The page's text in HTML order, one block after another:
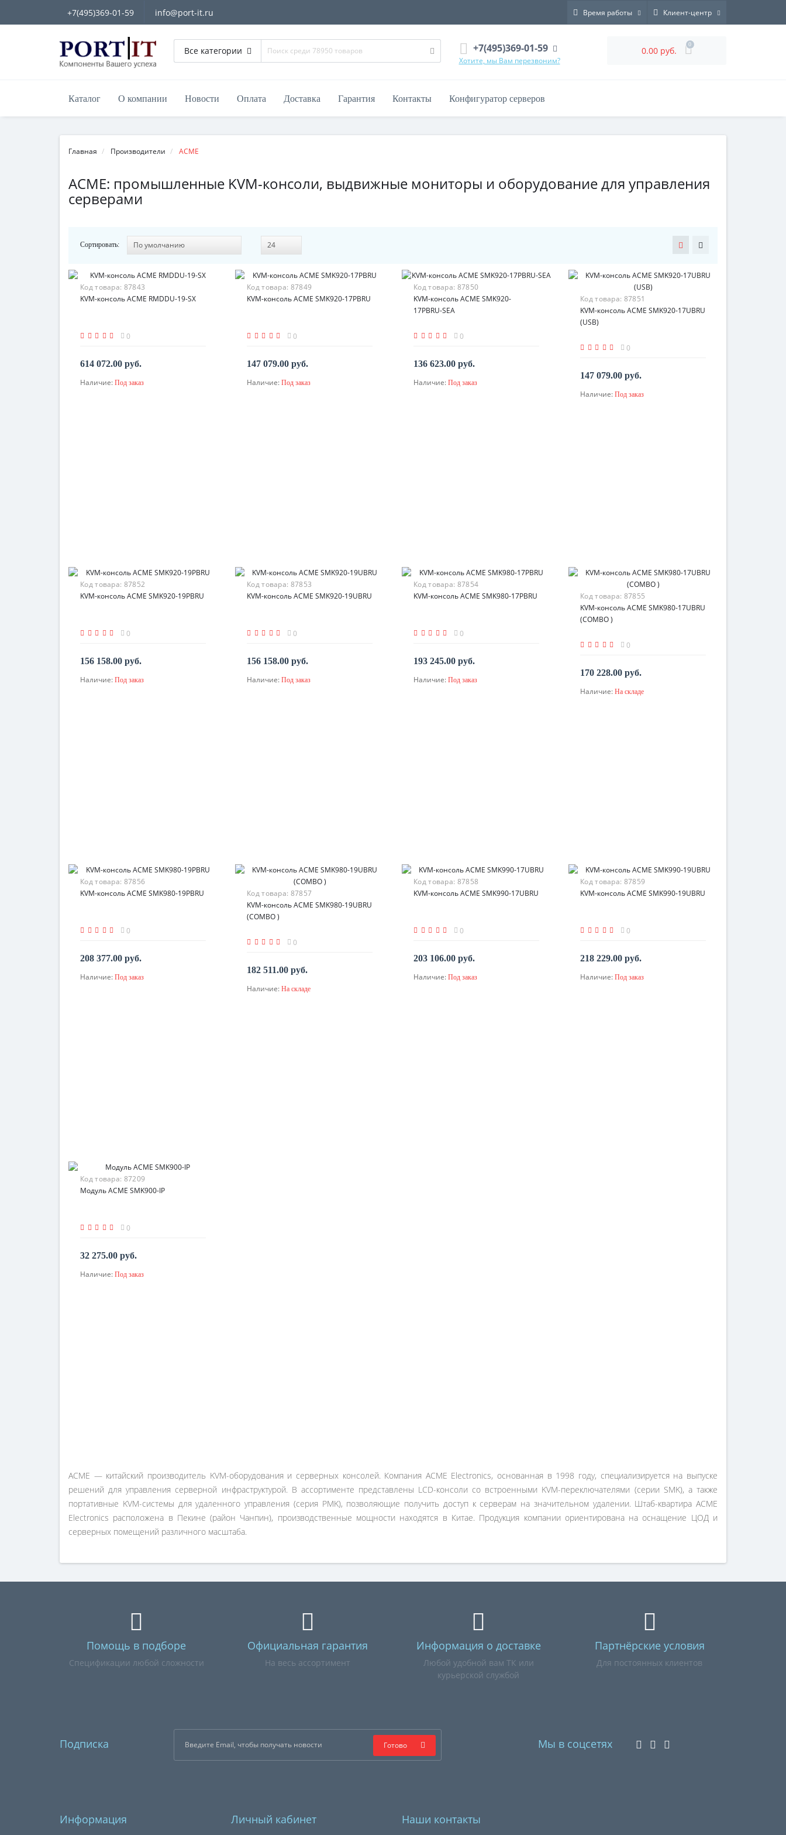
+7(495)369-01-59 info@port-it.ru Время работы Клиент-центр
Все категории +7(495)369-01-59
Хотите, мы Вам перезвоним?
0.00 руб.
0
Каталог О компании Новости Оплата Доставка Гарантия Контакты Конфигуратор серверов
Главная Производители ACME
ACME: промышленные KVM-консоли, выдвижные мониторы и оборудование для управления
серверами
Сортировать:
Код товара: 87843
KVM-консоль ACME RMDDU-19-SX
0
614 072.00 руб.
По запросу
Наличие: Под заказ
Код товара: 87849
KVM-консоль ACME SMK920-17PBRU
0
147 079.00 руб.
По запросу
Наличие: Под заказ
Код товара: 87850
KVM-консоль ACME SMK920-
17PBRU-SEA
0
136 623.00 руб.
По запросу
Наличие: Под заказ
Код товара: 87851
KVM-консоль ACME SMK920-17UBRU
(USB)
0
147 079.00 руб.
По запросу
Наличие: Под заказ
Код товара: 87852
KVM-консоль ACME SMK920-19PBRU
0
156 158.00 руб.
По запросу
Наличие: Под заказ
Код товара: 87853
KVM-консоль ACME SMK920-19UBRU
0
156 158.00 руб.
По запросу
Наличие: Под заказ
Код товара: 87854
KVM-консоль ACME SMK980-17PBRU
0
193 245.00 руб.
По запросу
Наличие: Под заказ
Код товара: 87855
KVM-консоль ACME SMK980-17UBRU
(COMBO )
0
170 228.00 руб.
В корзину
Наличие: На складе
Код товара: 87856
KVM-консоль ACME SMK980-19PBRU
0
208 377.00 руб.
По запросу
Наличие: Под заказ
Код товара: 87857
KVM-консоль ACME SMK980-19UBRU
(COMBO )
0
182 511.00 руб.
В корзину
Наличие: На складе
Код товара: 87858
KVM-консоль ACME SMK990-17UBRU
0
203 106.00 руб.
По запросу
Наличие: Под заказ
Код товара: 87859
KVM-консоль ACME SMK990-19UBRU
0
218 229.00 руб.
По запросу
Наличие: Под заказ
Код товара: 87209
Модуль ACME SMK900-IP
0
32 275.00 руб.
По запросу
Наличие: Под заказ
ACME — китайский производитель KVM-оборудования и серверных консолей. Компания ACME Electronics, основанная в 1998 году, специализируется на выпуске
решений для управления серверной инфраструктурой. В ассортименте представлены LCD-консоли со встроенными KVM-переключателями (серии SMK), а также
портативные KVM-системы для удаленного управления (серия PMK), позволяющие получить доступ к серверам на значительном удалении. Штаб-квартира ACME
Electronics расположена в Пекине (район Чанпин), производственные мощности находятся в Китае. Продукция компании ориентирована на оснащение ЦОД и
серверных помещений различного масштаба.
Помощь в подборе
Спецификации любой сложности
Официальная гарантия
На весь ассортимент
Информация о доставке
Любой удобной вам ТК или
курьерской службой
Партнёрские условия
Для постоянных клиентов
Подписка Готово Мы в соцсетях
Информация Личный кабинет Наши контакты